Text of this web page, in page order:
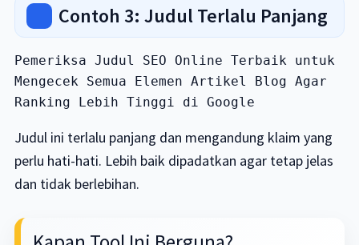
Contoh 3: Judul Terlalu Panjang
Pemeriksa Judul SEO Online Terbaik untuk
Mengecek Semua Elemen Artikel Blog Agar
Ranking Lebih Tinggi di Google
Judul ini terlalu panjang dan mengandung klaim yang
perlu hati-hati. Lebih baik dipadatkan agar tetap jelas
dan tidak berlebihan.